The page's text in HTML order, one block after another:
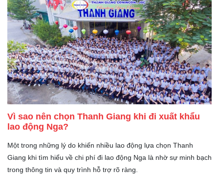
Vì sao nên chọn Thanh Giang khi đi xuất khẩu
lao động Nga?
Một trong những lý do khiến nhiều lao động lựa chọn Thanh
Giang khi tìm hiểu về chi phí đi lao động Nga là nhờ sự minh bạch
trong thông tin và quy trình hỗ trợ rõ ràng.